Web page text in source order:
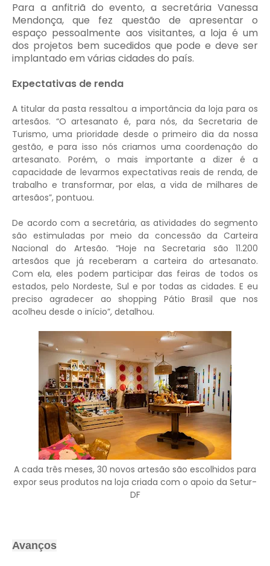
Para a anfitriã do evento, a secretária Vanessa
Mendonça, que fez questão de apresentar o
espaço pessoalmente aos visitantes, a loja é um
dos projetos bem sucedidos que pode e deve ser
implantado em várias cidades do país.
Expectativas de renda
A titular da pasta ressaltou a importância da loja para os
artesãos. “O artesanato é, para nós, da Secretaria de
Turismo, uma prioridade desde o primeiro dia da nossa
gestão, e para isso nós criamos uma coordenação do
artesanato. Porém, o mais importante a dizer é a
capacidade de levarmos expectativas reais de renda, de
trabalho e transformar, por elas, a vida de milhares de
artesãos”, pontuou.
De acordo com a secretária, as atividades do segmento
são estimuladas por meio da concessão da Carteira
Nacional do Artesão. “Hoje na Secretaria são 11.200
artesãos que já receberam a carteira do artesanato.
Com ela, eles podem participar das feiras de todos os
estados, pelo Nordeste, Sul e por todas as cidades. E eu
preciso agradecer ao shopping Pátio Brasil que nos
acolheu desde o início”, detalhou.
A cada três meses, 30 novos artesão são escolhidos para
expor seus produtos na loja criada com o apoio da Setur-
DF
Avanços